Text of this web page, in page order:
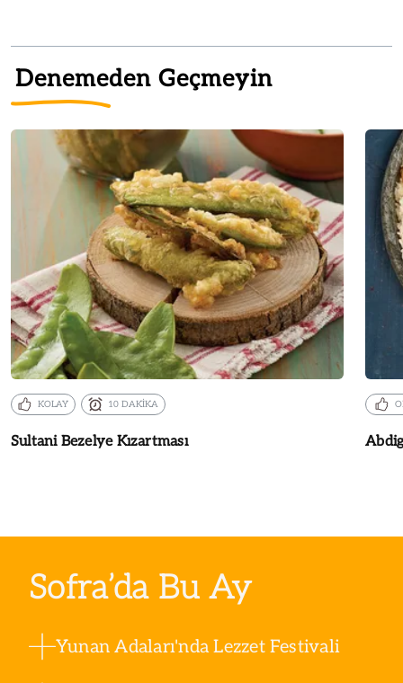
Denemeden Geçmeyin
KOLAY 10 DAKİKA
Sultani Bezelye Kızartması
Sofra’da Bu Ay
Yunan Adaları'nda Lezzet Festivali